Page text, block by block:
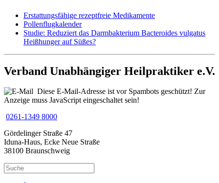
Erstattungsfähige rezeptfreie Medikamente
Pollenflugkalender
Studie: Reduziert das Darmbakterium Bacteroides vulgatus
Heißhunger auf Süßes?
Verband Unabhängiger Heilpraktiker e.V.
Diese E-Mail-Adresse ist vor Spambots geschützt! Zur
Anzeige muss JavaScript eingeschaltet sein!
0261-1349 8000
Gördelinger Straße 47
Iduna-Haus, Ecke Neue Straße
38100 Braunschweig